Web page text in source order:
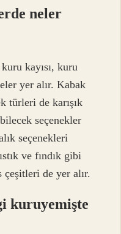
neler
kayısı, kuru
yer alır. Kabak
türleri de karışık
seçenekler
seçenekleri
ve fındık gibi
çeşitleri de yer alır.
kuruyemişte